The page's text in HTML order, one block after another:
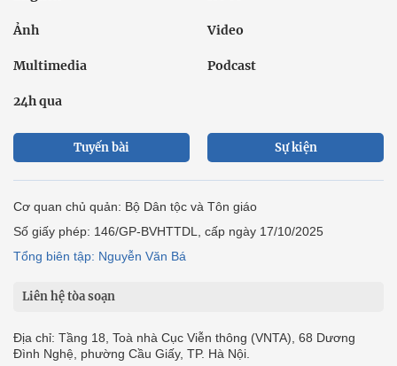
Ảnh Video
Multimedia Podcast
24h qua
Tuyến bài Sự kiện
Cơ quan chủ quản: Bộ Dân tộc và Tôn giáo
Số giấy phép: 146/GP-BVHTTDL, cấp ngày 17/10/2025
Tổng biên tập: Nguyễn Văn Bá
Liên hệ tòa soạn
Địa chỉ: Tầng 18, Toà nhà Cục Viễn thông (VNTA), 68 Dương
Đình Nghệ, phường Cầu Giấy, TP. Hà Nội.